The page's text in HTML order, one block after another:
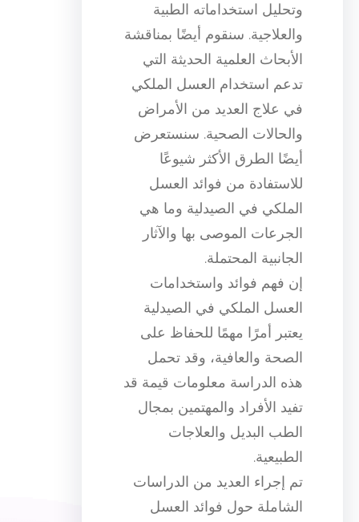
وتحليل استخداماته الطبية
والعلاجية. سنقوم أيضًا بمناقشة
الأبحاث العلمية الحديثة التي
تدعم استخدام العسل الملكي
في علاج العديد من الأمراض
والحالات الصحية. سنستعرض
أيضًا الطرق الأكثر شيوعًا
للاستفادة من فوائد العسل
الملكي في الصيدلية وما هي
الجرعات الموصى بها والآثار
الجانبية المحتملة.
إن فهم فوائد واستخدامات
العسل الملكي في الصيدلية
يعتبر أمرًا مهمًا للحفاظ على
الصحة والعافية، وقد تحمل
هذه الدراسة معلومات قيمة قد
تفيد الأفراد والمهتمين بمجال
الطب البديل والعلاجات
الطبيعية.
تم إجراء العديد من الدراسات
الشاملة حول فوائد العسل